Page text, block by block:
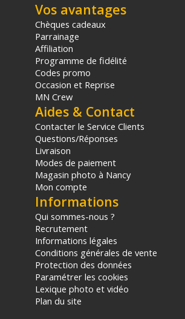
(1) Offre valable jusqu'au 31 Décembre 2030 à
d'achat, sur la base d'une expédition Chronopost
relais situé en France continentale uniquement,
sur les produits de moins de 1m et moins de 20Kg.
(2) Nombre de points Fidélité estimés, hors
sur le prix TTC en €, les points seront
panier.
Vos avantages
Chèques cadeaux
Parrainage
Affiliation
Programme de fidélité
Codes promo
Occasion et Reprise
MN Crew
Aides & Contact
Contacter le Service Clients
Questions/Réponses
Livraison
Modes de paiement
Magasin photo à Nancy
Mon compte
Informations
Qui sommes-nous ?
Recrutement
Informations légales
Conditions générales de vente
Protection des données
Paramétrer les cookies
Lexique photo et vidéo
Plan du site